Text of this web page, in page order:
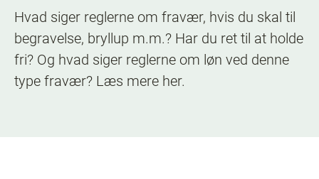
Hvad siger reglerne om fravær, hvis du skal til
begravelse, bryllup m.m.? Har du ret til at holde
fri? Og hvad siger reglerne om løn ved denne
type fravær? Læs mere her.